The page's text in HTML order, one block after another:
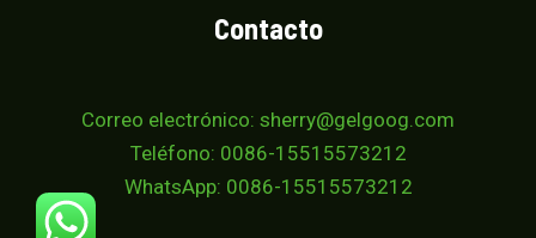
Contacto
Correo electrónico: sherry@gelgoog.com
Teléfono: 0086-15515573212
WhatsApp: 0086-15515573212